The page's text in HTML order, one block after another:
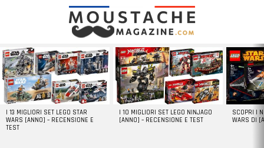
LATEST
STORIES
I 13 MIGLIORI SET LEGO STAR
WARS [ANNO] – RECENSIONE E
TEST
I 10 MIGLIORI SET LEGO NINJAGO
[ANNO] – RECENSIONE E TEST
SCOPRI I
WARS DI